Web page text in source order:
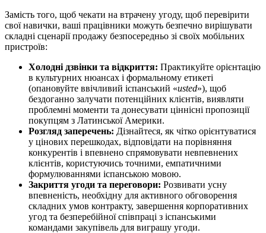
Замість того, щоб чекати на втрачену угоду, щоб перевірити
свої навички, ваші працівники можуть безпечно вирішувати
складні сценарії продажу безпосередньо зі своїх мобільних
пристроїв:
Холодні дзвінки та відкриття: Практикуйте орієнтацію
в культурних нюансах і формальному етикеті
(опановуйте ввічливий іспанський «usted»), щоб
бездоганно залучати потенційних клієнтів, виявляти
проблемні моменти та донесувати ціннісні пропозиції
покупцям з Латинської Америки.
Розгляд заперечень: Дізнайтеся, як чітко орієнтуватися
у цінових перешкодах, відповідати на порівняння
конкурентів і впевнено спрямовувати невпевнених
клієнтів, користуючись точними, емпатичними
формулюваннями іспанською мовою.
Закриття угоди та переговори: Розвивати усну
впевненість, необхідну для активного обговорення
складних умов контракту, завершення корпоративних
угод та безперебійної співпраці з іспанськими
командами закупівель для виграшу угоди.